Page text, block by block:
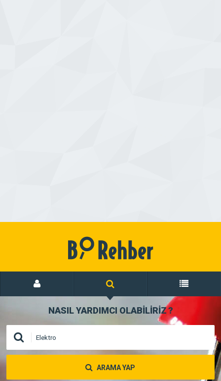
NASIL YARDIMCI OLABİLİRİZ?
ARAMA YAP